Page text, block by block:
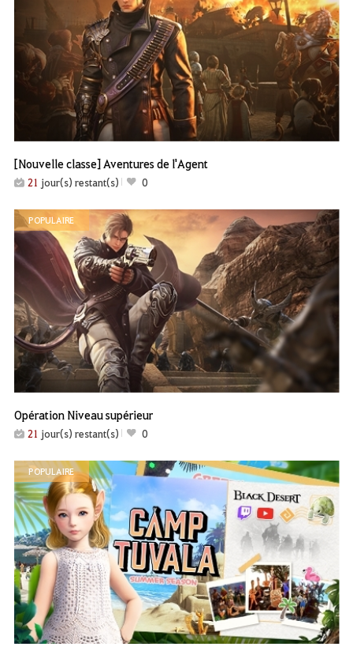
[Nouvelle classe] Aventures de l'Agent
21 jour(s) restant(s) 0
POPULAIRE
Opération Niveau supérieur
21 jour(s) restant(s) 0
POPULAIRE